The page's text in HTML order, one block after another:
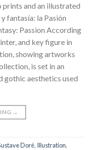
and an illustrated
fantasía: la Pasión
Passion According
and key figure in
showing artworks
is set in an
gothic aesthetics used
→
Doré, Illustration,